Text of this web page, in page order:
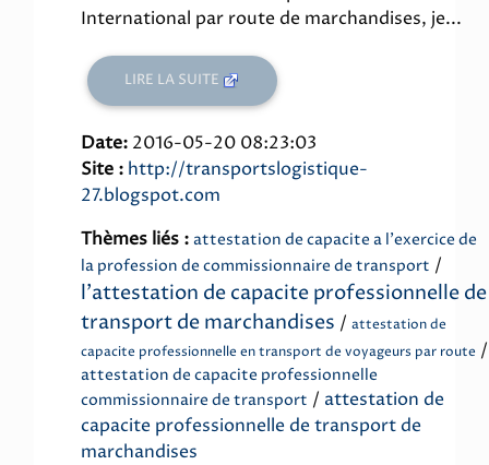
International par route de marchandises, je...
LIRE LA SUITE
Date: 2016-05-20 08:23:03
Site : http://transportslogistique-
27.blogspot.com
Thèmes liés : attestation de capacite a l'exercice de
la profession de commissionnaire de transport /
l'attestation de capacite professionnelle de
transport de marchandises / attestation de
capacite professionnelle en transport de voyageurs par route /
attestation de capacite professionnelle
commissionnaire de transport / attestation de
capacite professionnelle de transport de
marchandises